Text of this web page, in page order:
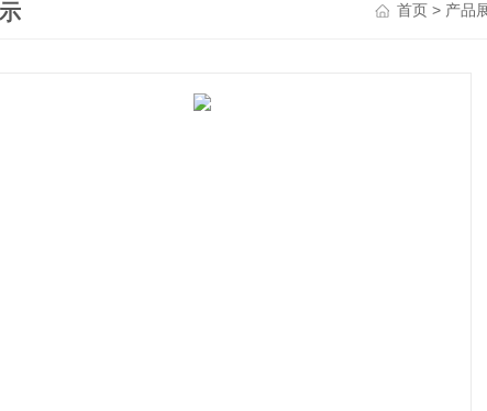
首页 > 产品